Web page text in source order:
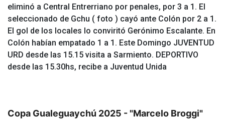
eliminó a Central Entrerriano por penales, por 3 a 1. El
seleccionado de Gchu ( foto ) cayó ante Colón por 2 a 1.
El gol de los locales lo conviritó Gerónimo Escalante. En
Colón habían empatado 1 a 1. Este Domingo JUVENTUD
URD desde las 15.15 visita a Sarmiento. DEPORTIVO
desde las 15.30hs, recibe a Juventud Unida
Copa Gualeguaychú 2025 - "Marcelo Broggi"